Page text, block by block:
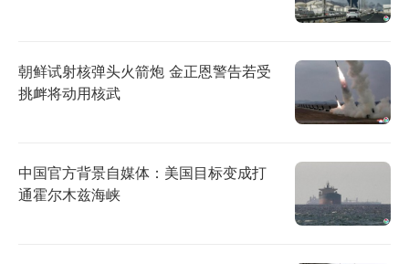
朝鲜试射核弹头火箭炮 金正恩警告若受
挑衅将动用核武
中国官方背景自媒体：美国目标变成打
通霍尔木兹海峡